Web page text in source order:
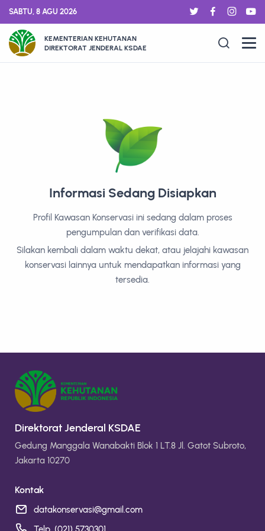
SABTU, 8 AGU 2026
KEMENTERIAN KEHUTANAN
DIREKTORAT JENDERAL KSDAE
Informasi Sedang Disiapkan
Profil Kawasan Konservasi ini sedang dalam proses
pengumpulan dan verifikasi data.
Silakan kembali dalam waktu dekat, atau jelajahi kawasan
konservasi lainnya untuk mendapatkan informasi yang
tersedia.
Direktorat Jenderal KSDAE
Gedung Manggala Wanabakti Blok 1 LT.8 Jl. Gatot Subroto,
Jakarta 10270
Kontak
datakonservasi@gmail.com